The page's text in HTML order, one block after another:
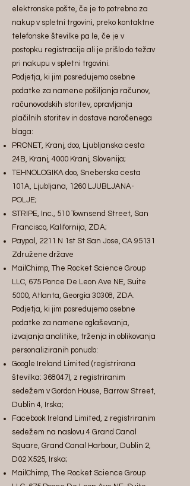
elektronske pošte, če je to potrebno za
nakup v spletni trgovini, preko kontaktne
telefonske številke pa le, če je v
postopku registracije ali je prišlo do težav
pri nakupu v spletni trgovini.
Podjetja, ki jim posredujemo osebne
podatke za namene pošiljanja računov,
računovodskih storitev, opravljanja
plačilnih storitev in dostave naročenega
blaga:
PRONET, Kranj, doo, Ljubljanska cesta
24B, Kranj, 4000 Kranj, Slovenija;
TEHNOLOGIKA doo, Sneberska cesta
101A, Ljubljana, 1260 LJUBLJANA-
POLJE;
STRIPE, Inc., 510 Townsend Street, San
Francisco, Kalifornija, ZDA;
Paypal, 2211 N 1st St San Jose, CA 95131
Združene države
MailChimp, The Rocket Science Group
LLC, 675 Ponce De Leon Ave NE, Suite
5000, Atlanta, Georgia 30308, ZDA.
Podjetja, ki jim posredujemo osebne
podatke za namene oglaševanja,
izvajanja analitike, trženja in oblikovanja
personaliziranih ponudb:
Google Ireland Limited (registrirana
številka: 368047), z registriranim
sedežem v Gordon House, Barrow Street,
Dublin 4, Irska;
Facebook Ireland Limited, z registriranim
sedežem na naslovu 4 Grand Canal
Square, Grand Canal Harbour, Dublin 2,
D02 X525, Irska;
MailChimp, The Rocket Science Group